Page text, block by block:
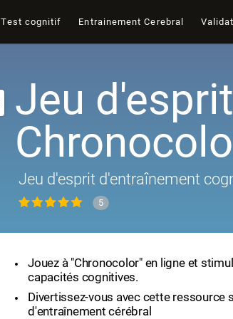
Test cognitif Entrainement Cerebral
Jeu
Jeu d'esprit d'entraînement
5
Jouez à "Chronocolor" en ligne et
capacités cognitives.
Divertissez-vous avec cette ressource
d'entraînement cérébral